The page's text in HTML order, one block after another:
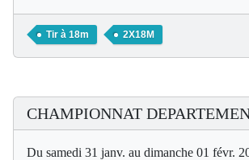
Tir à 18m 2X18M
CHAMPIONNAT
Du samedi 31 janv. au dimanche 01 févr.